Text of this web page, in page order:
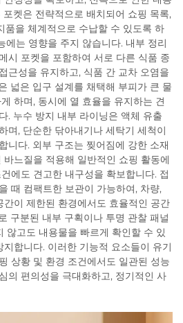
켓은 전략적으로 배치되어 쇼핑 목록,
품을 체계적으로 수납할 수 있도록 하
에는 영향을 주지 않습니다. 내부 정리
시 포켓을 포함하여 서로 다른 식품 종
근성을 유지하고, 식품 간 교차 오염을
넓은 입구 설계를 채택해 부피가 큰 물
하며, 동시에 열 효율을 유지하는 견
. 누수 방지 내부 라이닝은 액체 유출
며, 단순한 닦아내기나 세탁기 세척이
니다. 외부 구조는 찢어짐에 강한 소재
느질을 적용해 일반적인 쇼핑 활동에
에도 견고한 내구성을 확보합니다. 접
때 컴팩트한 보관이 가능하여, 차량,
이 제한된 환경에서도 효율적인 공간
구분된 내부 구획이나 투명 관찰 패널
않고도 내용물을 빠르게 확인할 수 있
합니다. 이러한 기능적 요소들이 유기
상황 및 환경 조건에서도 일관된 성능
의 편의성을 극대화하고, 정기적인 사